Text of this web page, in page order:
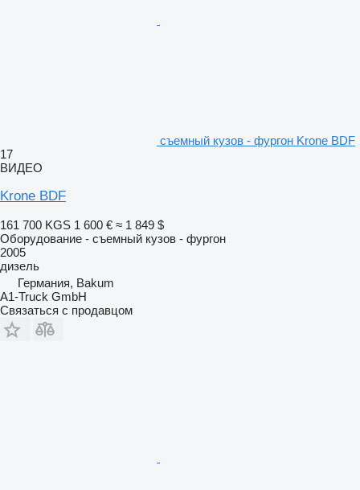
съемный кузов - фургон Krone BDF
17
ВИДЕО
Krone BDF
161 700 KGS 1 600 € ≈ 1 849 $
Оборудование - съемный кузов - фургон
2005
дизель
Германия, Bakum
A1-Truck GmbH
Связаться с продавцом